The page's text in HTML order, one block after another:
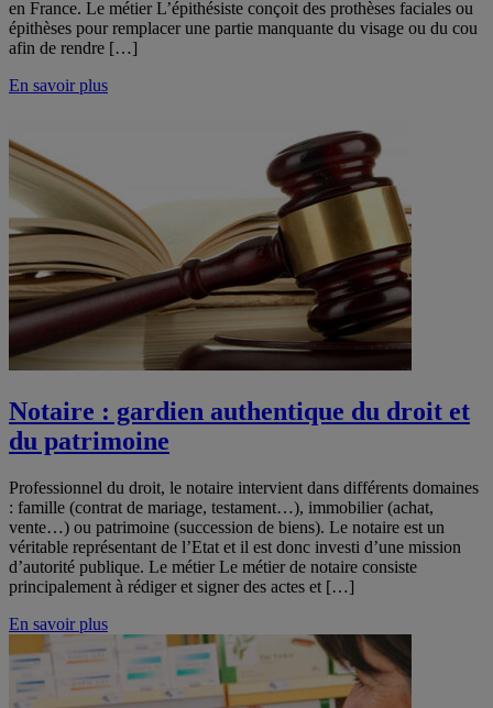
en France. Le métier L’épithésiste conçoit des prothèses faciales ou
épithèses pour remplacer une partie manquante du visage ou du cou
afin de rendre […]
En savoir plus
Notaire : gardien authentique du droit et
du patrimoine
Professionnel du droit, le notaire intervient dans différents domaines
: famille (contrat de mariage, testament…), immobilier (achat,
vente…) ou patrimoine (succession de biens). Le notaire est un
véritable représentant de l’Etat et il est donc investi d’une mission
d’autorité publique. Le métier Le métier de notaire consiste
principalement à rédiger et signer des actes et […]
En savoir plus